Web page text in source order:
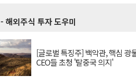
- 해외주식 투자 도우미
[글로벌 특징주] 백악관, 핵심 광
CEO들 초청 '탈중국 의지'